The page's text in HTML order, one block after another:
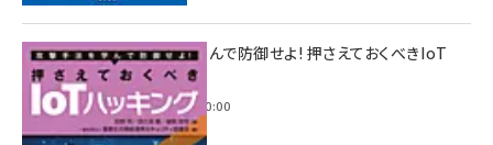
攻撃手法を学んで防御せよ! 押さえておくべきIoT
ハッキング
2022年6月14日 0:00